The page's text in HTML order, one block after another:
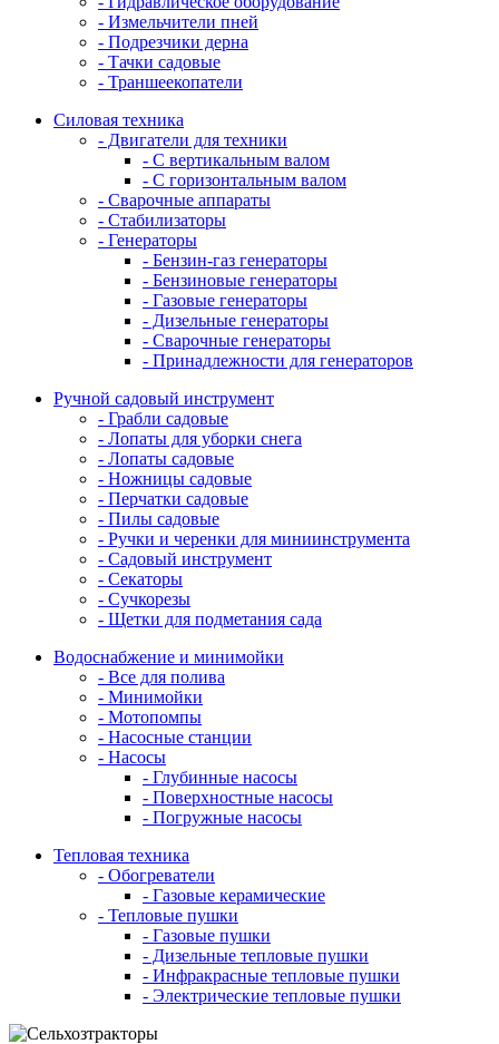
- Измельчители пней
- Подрезчики дерна
- Тачки садовые
- Траншеекопатели
Силовая техника
- Двигатели для техники
- С вертикальным валом
- С горизонтальным валом
- Сварочные аппараты
- Стабилизаторы
- Генераторы
- Бензин-газ генераторы
- Бензиновые генераторы
- Газовые генераторы
- Дизельные генераторы
- Сварочные генераторы
- Принадлежности для генераторов
Ручной садовый инструмент
- Грабли садовые
- Лопаты для уборки снега
- Лопаты садовые
- Ножницы садовые
- Перчатки садовые
- Пилы садовые
- Ручки и черенки для миниинструмента
- Садовый инструмент
- Секаторы
- Сучкорезы
- Щетки для подметания сада
Водоснабжение и минимойки
- Все для полива
- Минимойки
- Мотопомпы
- Насосные станции
- Насосы
- Глубинные насосы
- Поверхностные насосы
- Погружные насосы
Тепловая техника
- Обогреватели
- Газовые керамические
- Тепловые пушки
- Газовые пушки
- Дизельные тепловые пушки
- Инфракрасные тепловые пушки
- Электрические тепловые пушки